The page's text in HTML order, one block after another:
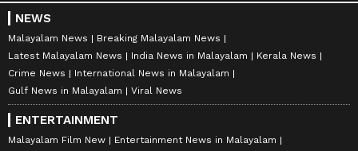
NEWS
Malayalam News
Breaking Malayalam News
Latest Malayalam News
India News in Malayalam
Kerala News
Crime News
International News in Malayalam
Gulf News in Malayalam
Viral News
ENTERTAINMENT
Malayalam Film New
Entertainment News in Malayalam